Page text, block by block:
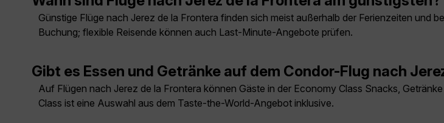
Günstige Flüge nach Jerez de la Frontera finden sich meist außerhalb der Ferienzeiten und
Buchung; flexible Reisende können auch Last-Minute-Angebote prüfen.
Gibt es Essen und Getränke auf dem Condor-Flug nach
Auf Flügen nach Jerez de la Frontera können Gäste in der Economy Class Snacks,
Class ist eine Auswahl aus dem Taste-the-World-Angebot inklusive.